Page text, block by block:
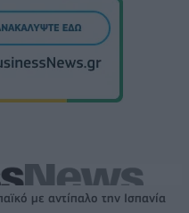
με αντίπαλο την Ισπανία